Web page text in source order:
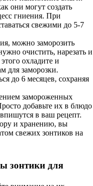
они могут создать
гниения. При
свежими до 5-7
можно заморозить
очистить, нарезать и
охладите и
для заморозки.
до 6 месяцев, сохраняя
замороженных
добавьте их в блюдо
в ваш рецепт.
и хранению, вы
свежих зонтиков на
зонтики для